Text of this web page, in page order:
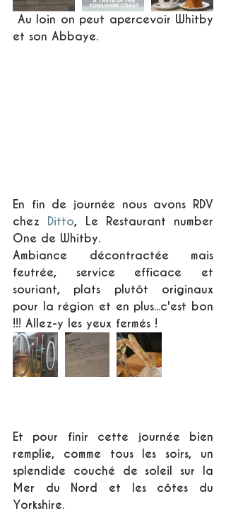
et son Abbaye.
En fin de journée nous avons RDV
chez Ditto, Le Restaurant number
One de Whitby.
Ambiance décontractée mais
feutrée, service efficace et
souriant, plats plutôt originaux
pour la région et en plus...c'est bon
!!! Allez-y les yeux fermés !
Et pour finir cette journée bien
remplie, comme tous les soirs, un
splendide couché de soleil sur la
Mer du Nord et les côtes du
Yorkshire.